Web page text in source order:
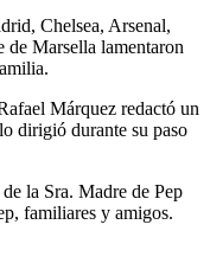
Chelsea, Arsenal,
Marsella lamentaron
Márquez redactó un
dirigió durante su paso
la Sra. Madre de Pep
familiares y amigos.